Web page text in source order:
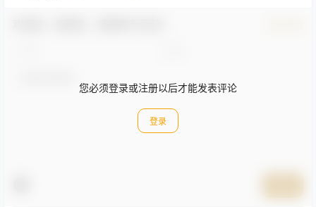
您必须登录或注册以后才能发表评论
登录